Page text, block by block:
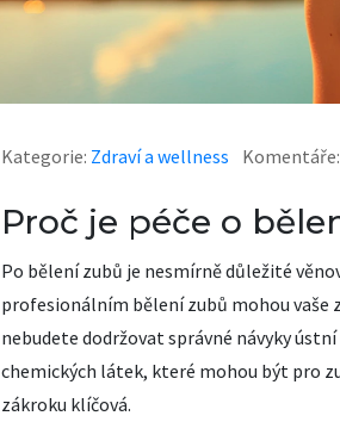
Kategorie: Zdraví a wellness
Proč je péče o
Po bělení zubů je nesmírně důležité
profesionálním bělení zubů mohou vaše
nebudete dodržovat správné návyky
chemických látek, které mohou být pro
zákroku klíčová.